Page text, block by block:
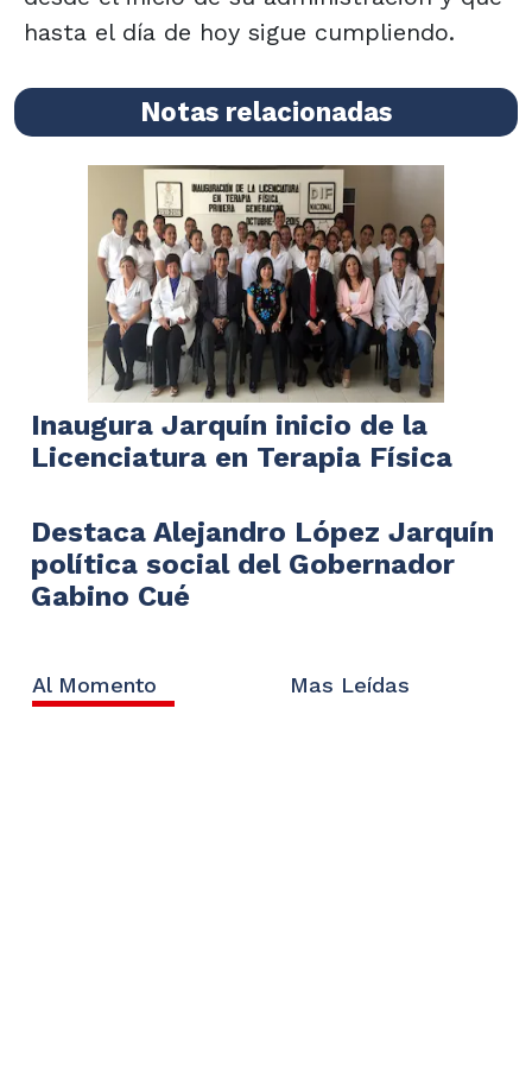
hasta el día de hoy sigue cumpliendo.
Notas relacionadas
Inaugura Jarquín inicio de la
Licenciatura en Terapia Física
Destaca Alejandro López Jarquín
política social del Gobernador
Gabino Cué
Al Momento Mas Leídas